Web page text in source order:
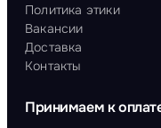
Политика этики
Вакансии
Доставка
Контакты
Принимаем к